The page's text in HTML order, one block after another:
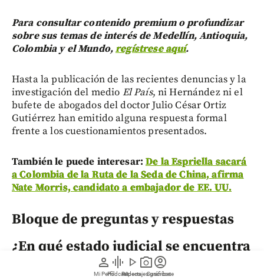
person
Mi Perfil
graphic_eq
Pódcast
play_arrow
Videos
photo_camera
Reportajes gráficos
account_circle
Suscríbete
Para consultar contenido premium o profundizar
sobre sus temas de interés de Medellín, Antioquia,
Colombia y el Mundo,regístrese aquí.
Hasta la publicación de las recientes denuncias y la
investigación del medio El País, ni Hernández ni el
bufete de abogados del doctor Julio César Ortiz
Gutiérrez han emitido alguna respuesta formal
frente a los cuestionamientos presentados.
También le puede interesar:De la Espriella sacará
a Colombia de la Ruta de la Seda de China, afirma
Nate Morris, candidato a embajador de EE. UU.
Bloque de preguntas y respuestas
¿En qué estado judicial se encuentra
la denuncia por estafa contra